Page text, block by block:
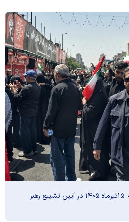
عبدالناصر همتی امروز دوشنبه؛ ۱۵تیرماه ۱۴۰۵ در آیین تشییع رهبر